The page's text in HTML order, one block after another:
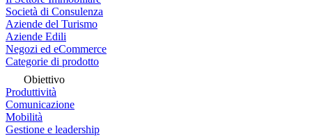
Società di Consulenza
Aziende del Turismo
Aziende Edili
Negozi ed eCommerce
Categorie di prodotto
Obiettivo
Produttività
Comunicazione
Mobilità
Gestione e leadership